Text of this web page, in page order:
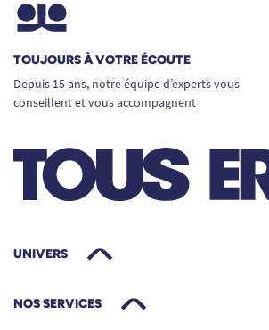
TOUJOURS À VOTRE ÉCOUTE
Depuis 15 ans, notre équipe d’experts vous
conseillent et vous accompagnent
UNIVERS
NOS SERVICES